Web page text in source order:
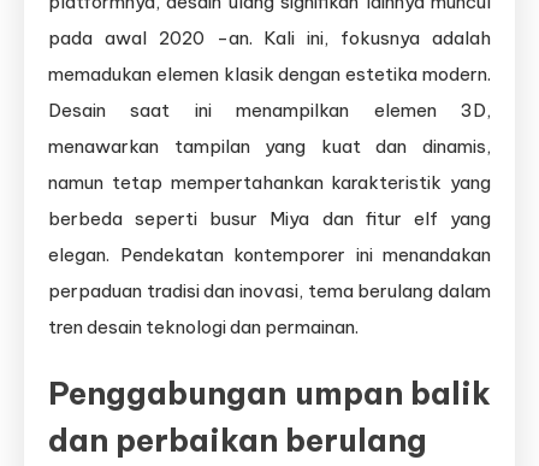
pada awal 2020 -an. Kali ini, fokusnya adalah
memadukan elemen klasik dengan estetika modern.
Desain saat ini menampilkan elemen 3D,
menawarkan tampilan yang kuat dan dinamis,
namun tetap mempertahankan karakteristik yang
berbeda seperti busur Miya dan fitur elf yang
elegan. Pendekatan kontemporer ini menandakan
perpaduan tradisi dan inovasi, tema berulang dalam
tren desain teknologi dan permainan.
Penggabungan umpan balik
dan perbaikan berulang